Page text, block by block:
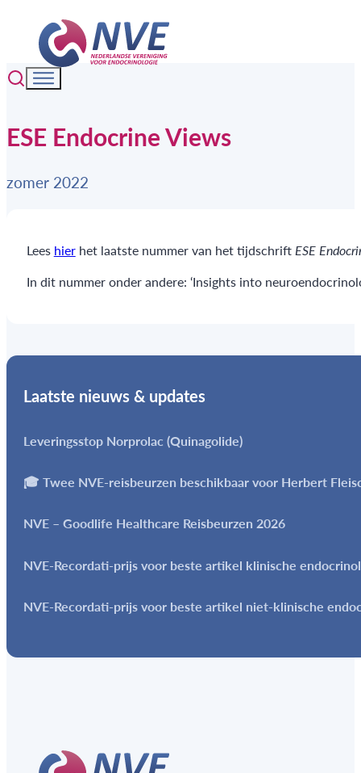
ESE Endocrine Views
zomer 2022
Lees hierhet laatste nummer van het tijdschriftESE
In dit nummer onder andere: ‘Insights into
Laatste nieuws & updates
Leveringsstop Norprolac (Quinagolide)
🎓 Twee NVE-reisbeurzen beschikbaar voor Herbert
NVE – Goodlife Healthcare Reisbeurzen 2026
NVE-Recordati-prijs voor beste artikel klinische
NVE-Recordati-prijs voor beste artikel niet-klinische